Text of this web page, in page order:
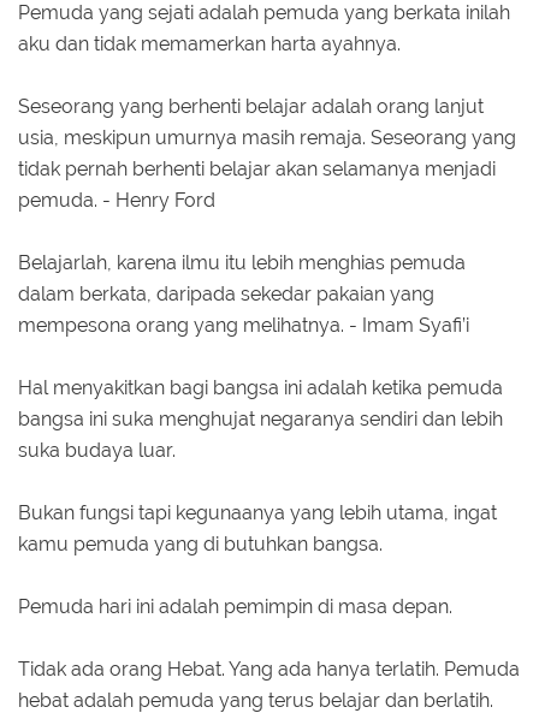
Pemuda yang sejati adalah pemuda yang berkata inilah
aku dan tidak memamerkan harta ayahnya.
Seseorang yang berhenti belajar adalah orang lanjut
usia, meskipun umurnya masih remaja. Seseorang yang
tidak pernah berhenti belajar akan selamanya menjadi
pemuda. - Henry Ford
Belajarlah, karena ilmu itu lebih menghias pemuda
dalam berkata, daripada sekedar pakaian yang
mempesona orang yang melihatnya. - Imam Syafi’i
Hal menyakitkan bagi bangsa ini adalah ketika pemuda
bangsa ini suka menghujat negaranya sendiri dan lebih
suka budaya luar.
Bukan fungsi tapi kegunaanya yang lebih utama, ingat
kamu pemuda yang di butuhkan bangsa.
Pemuda hari ini adalah pemimpin di masa depan.
Tidak ada orang Hebat. Yang ada hanya terlatih. Pemuda
hebat adalah pemuda yang terus belajar dan berlatih.